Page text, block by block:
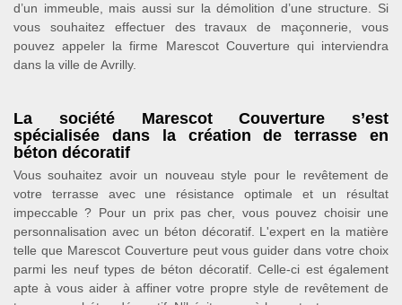
d’un immeuble, mais aussi sur la démolition d’une structure. Si
vous souhaitez effectuer des travaux de maçonnerie, vous
pouvez appeler la firme Marescot Couverture qui interviendra
dans la ville de Avrilly.
La société Marescot Couverture s’est
spécialisée dans la création de terrasse en
béton décoratif
Vous souhaitez avoir un nouveau style pour le revêtement de
votre terrasse avec une résistance optimale et un résultat
impeccable ? Pour un prix pas cher, vous pouvez choisir une
personnalisation avec un béton décoratif. L'expert en la matière
telle que Marescot Couverture peut vous guider dans votre choix
parmi les neuf types de béton décoratif. Celle-ci est également
apte à vous aider à affiner votre propre style de revêtement de